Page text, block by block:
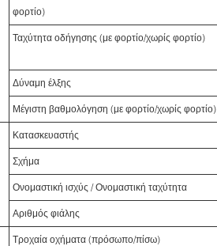
φορτίο)
Ταχύτητα οδήγησης (με φορτίο/χωρίς φορτίο)
Δύναμη έλξης
Μέγιστη βαθμολόγηση (με φορτίο/χωρίς φορτίο)
Κατασκευαστής
Σχήμα
Ονομαστική ισχύς / Ονομαστική ταχύτητα
Αριθμός φιάλης
Τροχαία οχήματα (πρόσωπο/πίσω)